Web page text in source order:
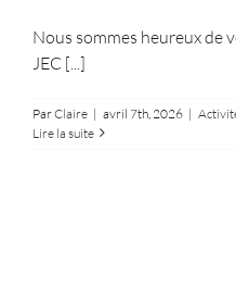
Nous sommes heureux de
JEC [...]
ParClaire | avril 7th, 2026 |
Lire la suite
Les